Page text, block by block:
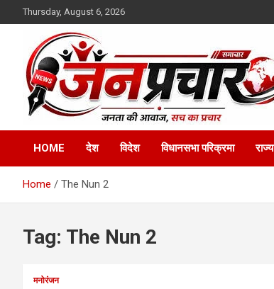
to
Thursday, August 6, 2026
:: जनप्रचार ::
Madhya Pradesh News Today | MP News Hindi
HOME
देश विदेश विधानसभा परिक्रमा राज्य
Home The Nun 2
Tag: The Nun 2
मनोरंजन